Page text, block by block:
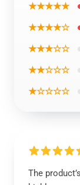
★★★★★
★★★★☆
★★★☆☆
★★☆☆☆
★☆☆☆☆
The